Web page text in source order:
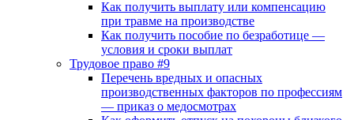
Как получить выплату или компенсацию
при травме на производстве
Как получить пособие по безработице —
условия и сроки выплат
Трудовое право #9
Перечень вредных и опасных
производственных факторов по профессиям
— приказ о медосмотрах